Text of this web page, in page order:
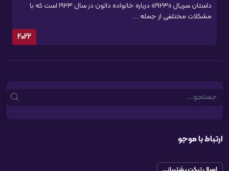
داستان سریال «1923» درباره خانواده داتون در سال 1923 است که با
مشکلات مختلفی از جمله ...
2022
Search
ارتباط با موجو